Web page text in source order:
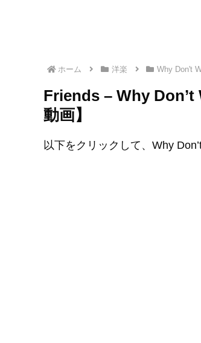
ホーム 洋楽 Why Don't
Friends – Why Don’t
動画】
以下をクリックして、Why